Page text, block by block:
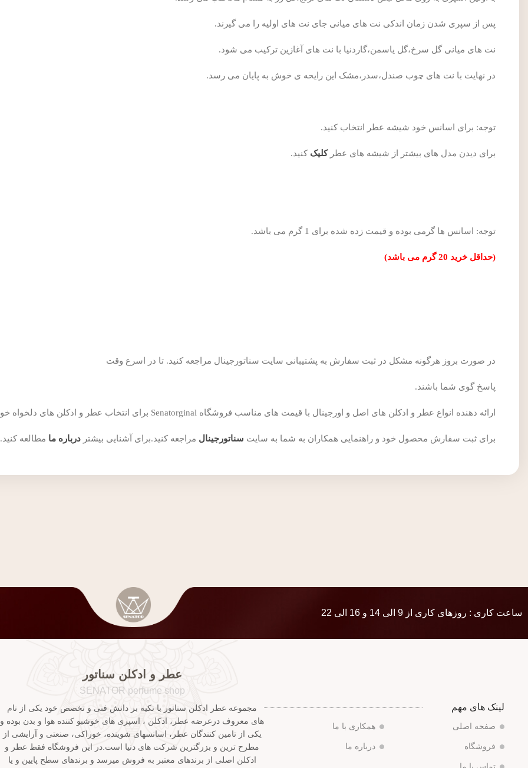
پس از سپری شدن زمان اندکی نت های میانی جای نت های اولیه را می گیرند.
نت های میانی گل سرخ،گل یاسمن،گاردنیا با نت های آغازین ترکیب می شود.
در نهایت با نت های چوب صندل،سدر،مشک این رایحه ی خوش به پایان می رسد.
توجه: برای اسانس خود شیشه عطر انتخاب کنید.
برای دیدن مدل های بیشتر از شیشه های عطرکلیک کنید.
توجه: اسانس ها گرمی بوده و قیمت زده شده برای 1 گرم می باشد.
(حداقل خرید 20 گرم می باشد)
در صورت بروز هرگونه مشکل در ثبت سفارش به پشتیبانی سایت سناتورجینال مراجعه کنید. تا در اسرع وقت
پاسخ گوی شما باشند.
ارائه دهنده انواع عطر و ادکلن های اصل و اورجینال با قیمت های مناسب فروشگاه Senatorginal برای انتخاب عطر و ادکلن های دلخواه خود همراهی می کند.
برای ثبت سفارش محصول خود و راهنمایی همکاران به شما به سایت سناتورجینال مراجعه کنید.برای آشنایی بیشتر درباره ما مطالعه کنید.
ساعت کاری : روزهای کاری از 9 الی 14 و 16 الی 22
لینک های مهم
صفحه اصلی
فروشگاه
همکاری با ما
درباره ما
عطر و ادکلن سناتور
SENATOR perfume shop
مجموعه عطر ادکلن سناتور با تکیه بر دانش فنی و تخصص خود یکی از نام
های معروف درعرضه عطر، ادکلن ، اسپری های خوشبو کننده هوا و بدن بوده و
یکی از تامین کنندگان عطر، اسانسهای شوینده، خوراکی، صنعتی و آرایشی از
مطرح ترین و بزرگترین شرکت های دنیا است.در این فروشگاه فقط عطر و
ادکلن اصلی از برندهای معتبر به فروش میرسد و برندهای سطح پایین و یا